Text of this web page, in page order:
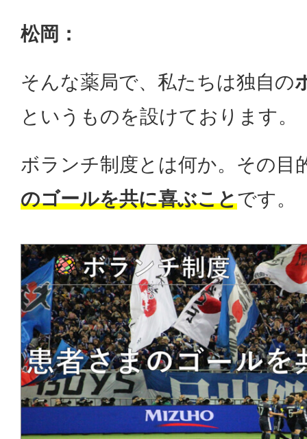
松岡：
そんな薬局で、私たちは独自の
というものを設けております。
ボランチ制度とは何か。その目
のゴールを共に喜ぶことです。